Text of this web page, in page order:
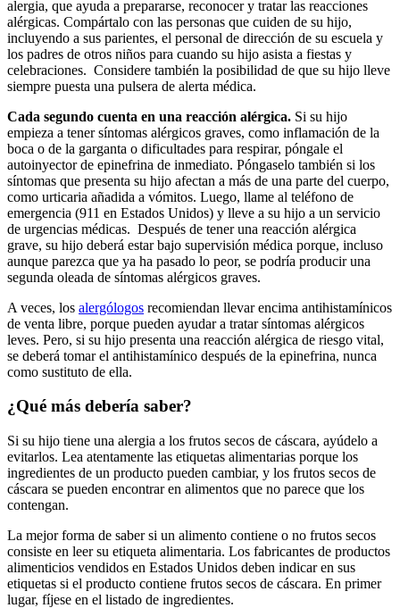
alergia, que ayuda a prepararse, reconocer y tratar las reacciones
alérgicas. Compártalo con las personas que cuiden de su hijo,
incluyendo a sus parientes, el personal de dirección de su escuela y
los padres de otros niños para cuando su hijo asista a fiestas y
celebraciones. Considere también la posibilidad de que su hijo lleve
siempre puesta una pulsera de alerta médica.
Cada segundo cuenta en una reacción alérgica. Si su hijo
empieza a tener síntomas alérgicos graves, como inflamación de la
boca o de la garganta o dificultades para respirar, póngale el
autoinyector de epinefrina de inmediato. Póngaselo también si los
síntomas que presenta su hijo afectan a más de una parte del cuerpo,
como urticaria añadida a vómitos. Luego, llame al teléfono de
emergencia (911 en Estados Unidos) y lleve a su hijo a un servicio
de urgencias médicas. Después de tener una reacción alérgica
grave, su hijo deberá estar bajo supervisión médica porque, incluso
aunque parezca que ya ha pasado lo peor, se podría producir una
segunda oleada de síntomas alérgicos graves.
A veces, los alergólogos recomiendan llevar encima antihistamínicos
de venta libre, porque pueden ayudar a tratar síntomas alérgicos
leves. Pero, si su hijo presenta una reacción alérgica de riesgo vital,
se deberá tomar el antihistamínico después de la epinefrina, nunca
como sustituto de ella.
¿Qué más debería saber?
Si su hijo tiene una alergia a los frutos secos de cáscara, ayúdelo a
evitarlos. Lea atentamente las etiquetas alimentarias porque los
ingredientes de un producto pueden cambiar, y los frutos secos de
cáscara se pueden encontrar en alimentos que no parece que los
contengan.
La mejor forma de saber si un alimento contiene o no frutos secos
consiste en leer su etiqueta alimentaria. Los fabricantes de productos
alimenticios vendidos en Estados Unidos deben indicar en sus
etiquetas si el producto contiene frutos secos de cáscara. En primer
lugar, fíjese en el listado de ingredientes.